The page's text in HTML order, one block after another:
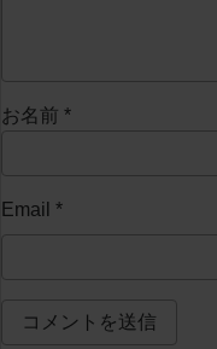
お名前 *
Email *